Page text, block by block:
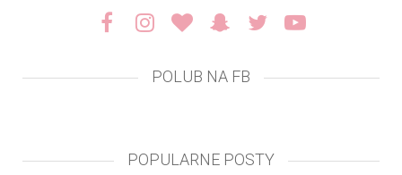
POLUB NA FB
POPULARNE POSTY